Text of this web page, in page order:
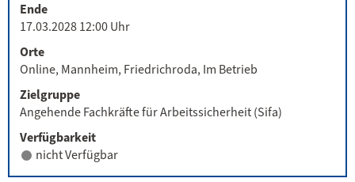
Ende
17.03.2028 12:00 Uhr
Orte
Online, Mannheim, Friedrichroda, Im Betrieb
Zielgruppe
Angehende Fachkräfte für Arbeitssicherheit (Sifa)
Verfügbarkeit
nicht Verfügbar